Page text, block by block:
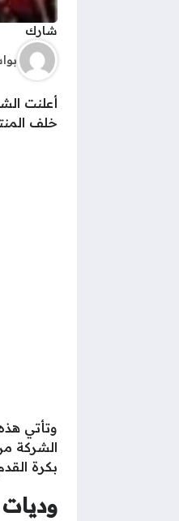
شارك
أعلنت
خلف
الشركة
بكرة